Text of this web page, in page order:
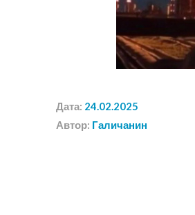
Дата: 24.02.2025
Автор: Галичанин